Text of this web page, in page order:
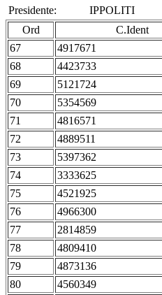
Presidente:
IPPOLITI
Ord
C.Ident
67
4917671
68 4423733
69 5121724
70 5354569
71 4816571
72 4889511
73 5397362
74 3333625
75 4521925
76 4966300
77 2814859
78 4809410
79 4873136
80 4560349